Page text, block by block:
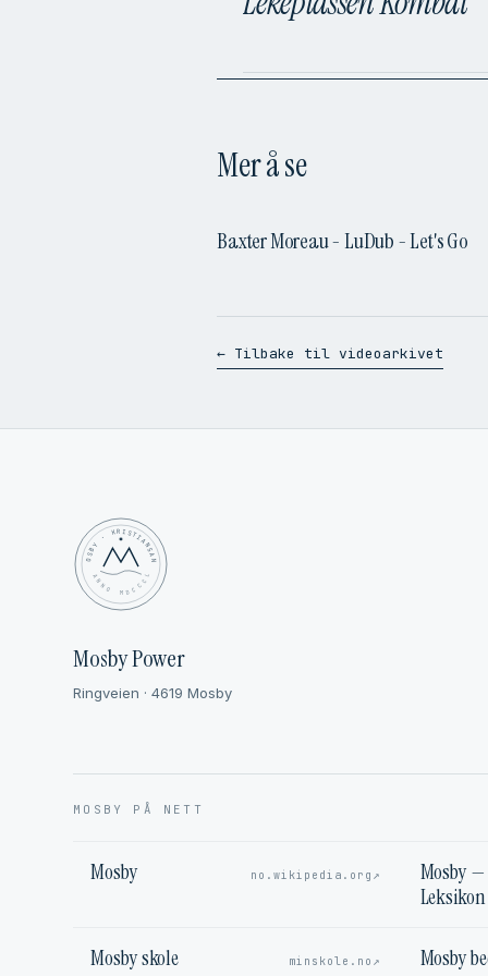
Mer å se
Baxter Moreau - LuDub - Let's Go
← Tilbake til videoarkivet
MOSBY · KRISTIANSAND
✦ ANNO MDCCCL ✦
Mosby Power
Ringveien · 4619 Mosby
MOSBY PÅ NETT
Mosby no.wikipedia.org ↗
Mosby —
Leksikon
Mosby skole minskole.no ↗ Mosby